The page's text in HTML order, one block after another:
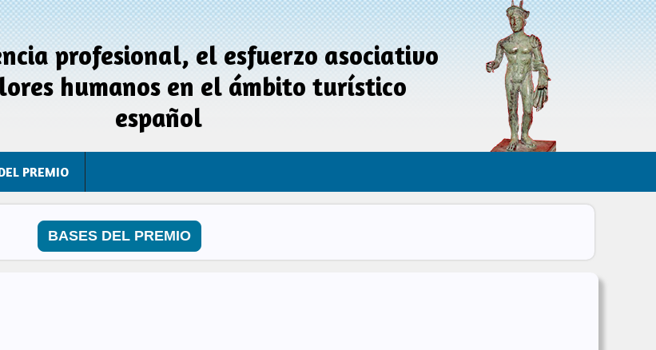
profesional, el esfuerzo asociativo
humanos en el ámbito turístico
español
PREMIO
BASES DEL PREMIO